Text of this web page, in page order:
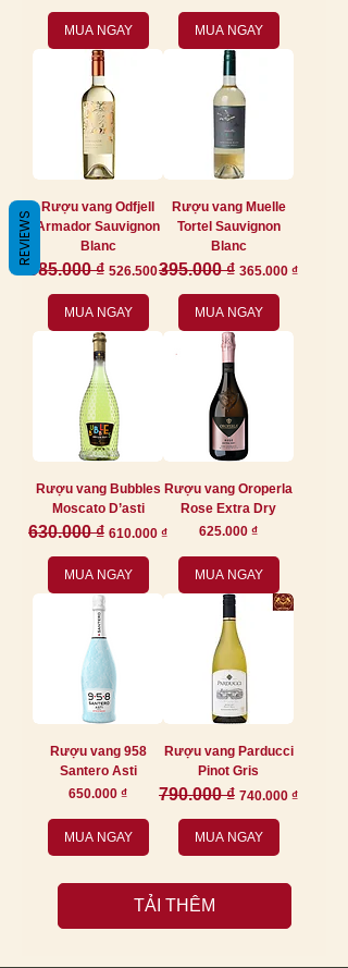
MUA NGAY MUA NGAY
Rượu vang Odfjell
Armador Sauvignon
Blanc
Giá thông thường
585.000 ₫ Giá bán rẻ
526.500 ₫
MUA NGAY
Rượu vang Muelle
Tortel Sauvignon
Blanc
Giá thông thường
395.000 ₫ Giá bán rẻ
365.000 ₫
MUA NGAY
Rượu vang Bubbles
Moscato D’asti
Giá thông thường
630.000 ₫ Giá bán rẻ
610.000 ₫
MUA NGAY
Rượu vang Oroperla
Rose Extra Dry
Giá
625.000 ₫
MUA NGAY
Rượu vang 958
Santero Asti
Giá
650.000 ₫
MUA NGAY
Rượu vang Parducci
Pinot Gris
Giá thông thường
790.000 ₫ Giá bán rẻ
740.000 ₫
MUA NGAY
TẢI THÊM
REVIEWS